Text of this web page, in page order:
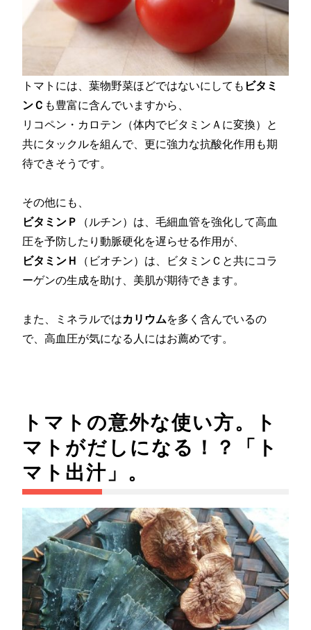
トマトには、葉物野菜ほどではないにしても ビタミ
ンＣ も豊富に含んでいますから、
リコペン・カロテン（体内でビタミンＡに変換）と
共にタックルを組んで、更に強力な抗酸化作用も期
待できそうです。
その他にも、
ビタミンＰ
（ルチン）は、毛細血管を強化して高血
圧を予防したり動脈硬化を遅らせる作用が、
ビタミンＨ
（ビオチン）は、ビタミンＣと共にコラ
ーゲンの生成を助け、美肌が期待できます。
また、ミネラルではカリウムを多く含んでいるの
で、高血圧が気になる人にはお薦めです。
トマトの意外な使い方。ト
マトがだしになる！？「ト
マト出汁」。